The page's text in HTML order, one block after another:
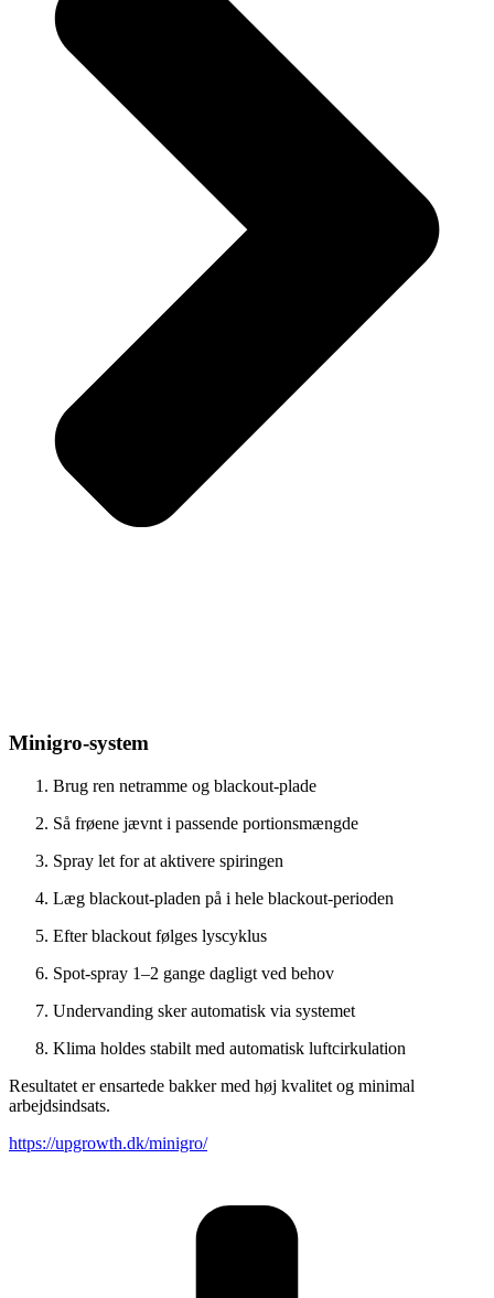
Minigro-system
Brug ren netramme og blackout-plade
Så frøene jævnt i passende portionsmængde
Spray let for at aktivere spiringen
Læg blackout-pladen på i hele blackout-perioden
Efter blackout følges lyscyklus
Spot-spray 1–2 gange dagligt ved behov
Undervanding sker automatisk via systemet
Klima holdes stabilt med automatisk luftcirkulation
Resultatet er ensartede bakker med høj kvalitet og minimal
arbejdsindsats.
https://upgrowth.dk/minigro/